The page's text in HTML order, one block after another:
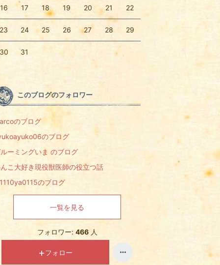
16 17 18 19 20 21 22
23 24 25 26 27 28 29
30 31
このブログのフォロワー
のブログ
のブログ
ーミングいま のブログ
こ大好き現役獣医師の役立つ話
のブログ
一覧を見る
フォロワー: 466 人
フォロー